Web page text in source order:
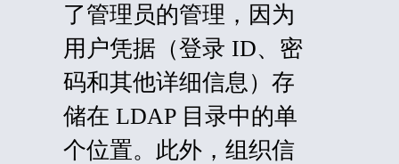
了管理员的管理，因为
用户凭据（登录 ID、密
码和其他详细信息）存
储在 LDAP 目录中的单
个位置。此外，组织信